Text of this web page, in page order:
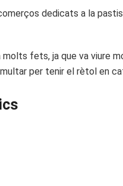
dedicats a la
fets, ja que va viure
per tenir el rètol en